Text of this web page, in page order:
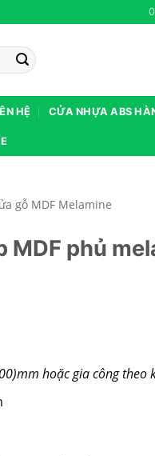
HỆ CỬA NHỰA ABS
gỗ MDF Melamine
phủ
hoặc gia công theo